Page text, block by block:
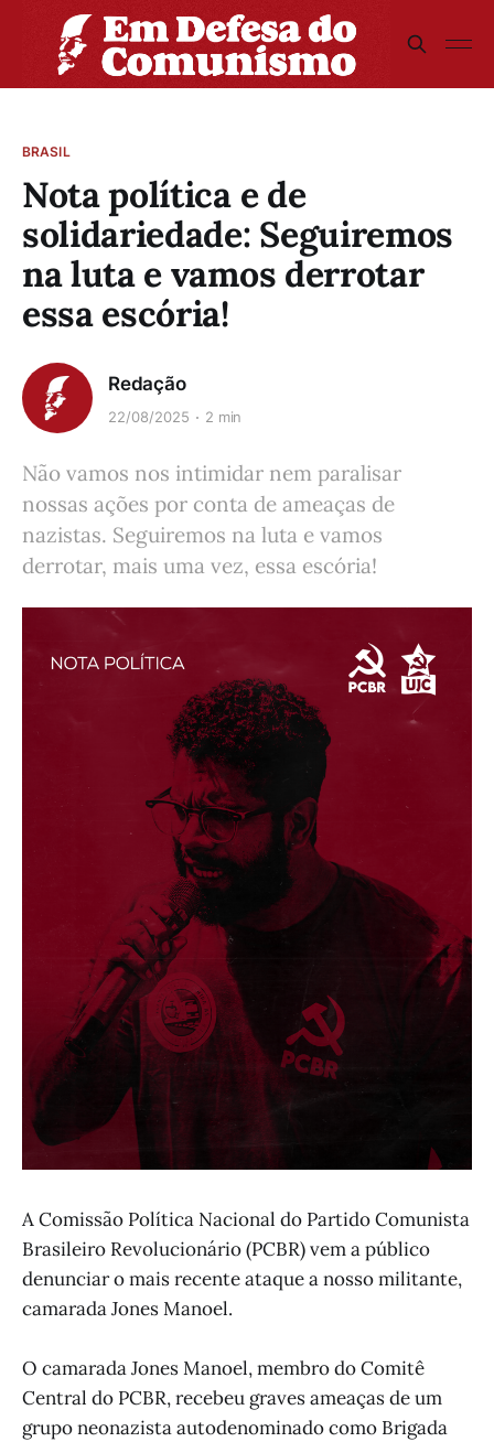
BRASIL
Nota política e de
solidariedade: Seguiremos
na luta e vamos derrotar
essa escória!
Redação
22/08/2025 2 min
Não vamos nos intimidar nem paralisar
nossas ações por conta de ameaças de
nazistas. Seguiremos na luta e vamos
derrotar, mais uma vez, essa escória!
A Comissão Política Nacional do Partido Comunista
Brasileiro Revolucionário (PCBR) vem a público
denunciar o mais recente ataque a nosso militante,
camarada Jones Manoel.
O camarada Jones Manoel, membro do Comitê
Central do PCBR, recebeu graves ameaças de um
grupo neonazista autodenominado como Brigada